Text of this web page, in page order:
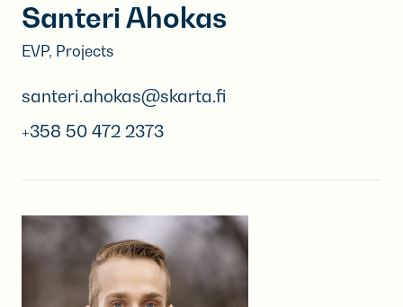
Santeri Ahokas
EVP, Projects
santeri.ahokas@skarta.fi
+358 50 472 2373